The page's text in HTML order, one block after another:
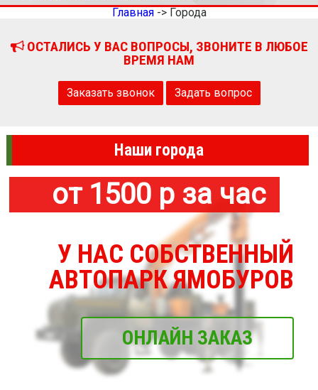
Главная-> Города
ОСТАЛИСЬ У ВАС ВОПРОСЫ, ЗВОНИТЕ В ЛЮБОЕ
ВРЕМЯ НАМ
Заказать звонок Задать вопрос
Наши города
от 1500 р за час
У НАС СОБСТВЕННЫЙ
АВТОПАРК ЯМОБУРОВ
ОНЛАЙН ЗАКАЗ